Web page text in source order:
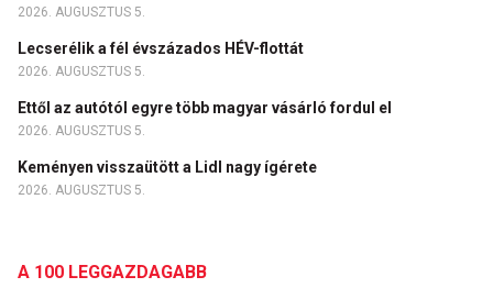
2026. AUGUSZTUS 5.
Lecserélik a fél évszázados HÉV-flottát
2026. AUGUSZTUS 5.
Ettől az autótól egyre több magyar vásárló fordul el
2026. AUGUSZTUS 5.
Keményen visszaütött a Lidl nagy ígérete
2026. AUGUSZTUS 5.
A 100 LEGGAZDAGABB